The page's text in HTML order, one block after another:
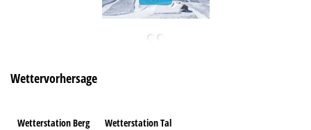
Wettervorhersage
Wetterstation Berg Wetterstation Tal